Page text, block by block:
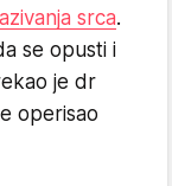
srca.
se opusti i
je dr
operisao